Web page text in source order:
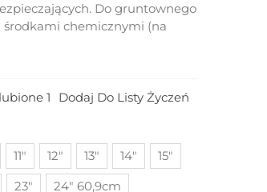
Do gruntownego
środkami chemicznymi (na
1 Dodaj Do Listy Życzeń
11" 12" 13" 14"
15"
23"
24" 60,9cm